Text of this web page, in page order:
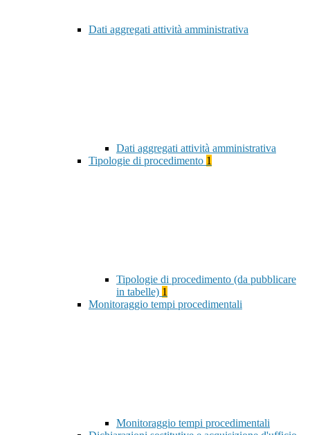
Dati aggregati attività amministrativa
Dati aggregati attività amministrativa
Tipologie di procedimento 1
Tipologie di procedimento (da pubblicare
in tabelle) 1
Monitoraggio tempi procedimentali
Monitoraggio tempi procedimentali